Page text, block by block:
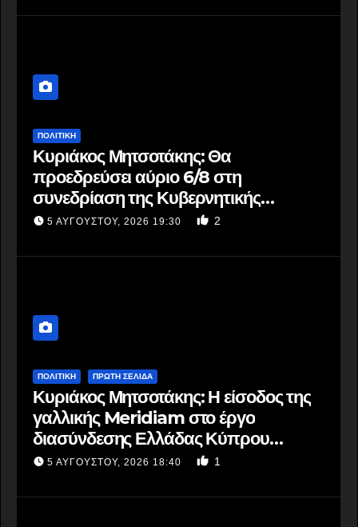
ΠΟΛΙΤΙΚΗ
Κυριάκος Μητσοτάκης: Θα
προεδρεύσει αύριο 6/8 στη
συνεδρίαση της Κυβερνητικής
Επιτροπής Βιομηχανίας
5 ΑΥΓΟΎΣΤΟΥ, 2026 19:30 2
ΠΟΛΙΤΙΚΗ ΠΡΩΤΗ ΣΕΛΙΔΑ
Κυριάκος Μητσοτάκης: Η είσοδος της
γαλλικής Meridiam στο έργο
διασύνδεσης Ελλάδας Κύπρου
αποτελεί ισχυρή ψήφο εμπιστοσύνη
5 ΑΥΓΟΎΣΤΟΥ, 2026 18:40 1